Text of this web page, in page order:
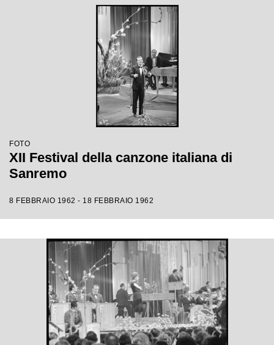
FOTO
XII Festival della canzone italiana di
Sanremo
8 FEBBRAIO 1962 - 18 FEBBRAIO 1962